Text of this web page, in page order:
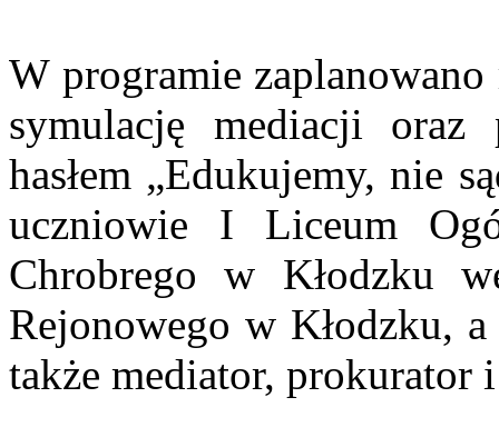
W programie
symulację mediacji oraz
hasłem „Edukujemy, nie
uczniowie I Liceum
Chrobrego w Kłodzku
Rejonowego w Kłodzku,
także mediator, prokurator